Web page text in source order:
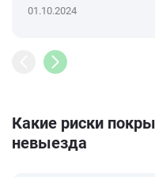
01.10.2024
Какие риски
невыезда